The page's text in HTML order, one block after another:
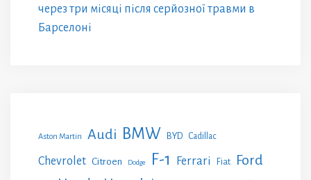
через три місяці після серйозної травми в
Барселоні
Aston Martin Audi BMW BYD Cadillac
Chevrolet Citroen Dodge F-1 Ferrari Fiat Ford